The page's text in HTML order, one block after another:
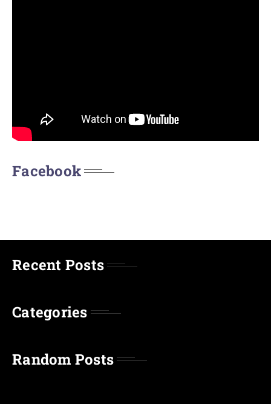
Facebook
Recent Posts
Categories
Random Posts